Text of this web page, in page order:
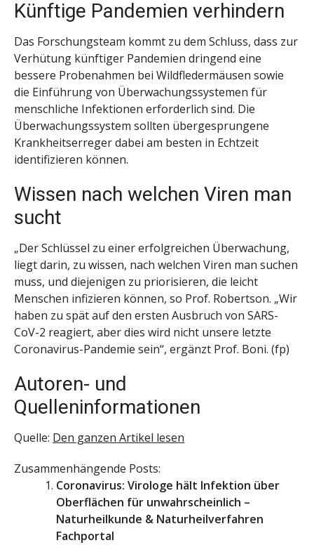
Künftige Pandemien verhindern
Das Forschungsteam kommt zu dem Schluss, dass zur
Verhütung künftiger Pandemien dringend eine
bessere Probenahmen bei Wildfledermäusen sowie
die Einführung von Überwachungssystemen für
menschliche Infektionen erforderlich sind. Die
Überwachungssystem sollten übergesprungene
Krankheitserreger dabei am besten in Echtzeit
identifizieren können.
Wissen nach welchen Viren man
sucht
„Der Schlüssel zu einer erfolgreichen Überwachung,
liegt darin, zu wissen, nach welchen Viren man suchen
muss, und diejenigen zu priorisieren, die leicht
Menschen infizieren können, so Prof. Robertson. „Wir
haben zu spät auf den ersten Ausbruch von SARS-
CoV-2 reagiert, aber dies wird nicht unsere letzte
Coronavirus-Pandemie sein“, ergänzt Prof. Boni. (fp)
Autoren- und
Quelleninformationen
Quelle: Den ganzen Artikel lesen
Zusammenhängende Posts:
Coronavirus: Virologe hält Infektion über
Oberflächen für unwahrscheinlich –
Naturheilkunde & Naturheilverfahren
Fachportal